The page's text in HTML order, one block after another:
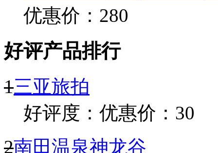
优惠价：280
好评产品排行
1三亚旅拍
好评度： 优惠价：30
2南田温泉神龙谷